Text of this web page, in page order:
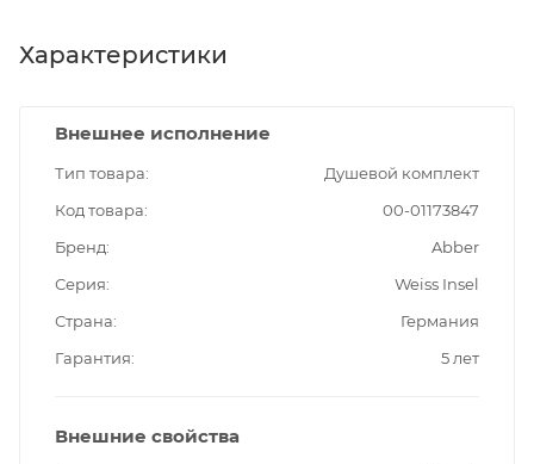
Характеристики
Внешнее исполнение
Тип товара
Душевой комплект
Код товара
00-01173847
Бренд
Abber
Серия
Weiss Insel
Страна
Германия
Гарантия
5 лет
Внешние свойства